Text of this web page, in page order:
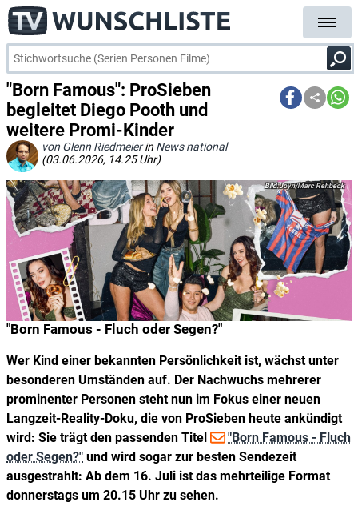
"Born Famous": ProSieben
begleitet Diego Pooth und
weitere Promi-Kinder
von Glenn Riedmeierin News national
(03.06.2026, 14.25 Uhr)
"Born Famous - Fluch oder Segen?"
Joyn/Marc Rehbeck
Wer Kind einer bekannten Persönlichkeit ist, wächst unter
besonderen Umständen auf. Der Nachwuchs mehrerer
prominenter Personen steht nun im Fokus einer neuen
Langzeit-Reality-Doku, die von ProSieben heute ankündigt
wird: Sie trägt den passenden Titel
"Born Famous - Fluch
oder Segen?" und wird sogar zur besten Sendezeit
ausgestrahlt: Ab dem 16. Juli ist das mehrteilige Format
donnerstags um 20.15 Uhr zu sehen.